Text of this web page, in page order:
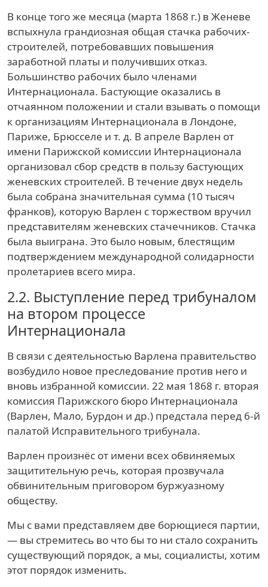
В конце того же месяца (марта 1868 г.) в Женеве
вспыхнула грандиозная общая стачка рабочих-
строителей, потребовавших повышения
заработной платы и получивших отказ.
Большинство рабочих было членами
Интернационала. Бастующие оказались в
отчаянном положении и стали взывать о помощи
к организациям Интернационала в Лондоне,
Париже, Брюсселе и т. д. В апреле Варлен от
имени Парижской комиссии Интернационала
организовал сбор средств в пользу бастующих
женевских строителей. В течение двух недель
была собрана значительная сумма (10 тысяч
франков), которую Варлен с торжеством вручил
представителям женевских стачечников. Стачка
была выиграна. Это было новым, блестящим
подтверждением международной солидарности
пролетариев всего мира.
2.2. Выступление перед трибуналом
на втором процессе
Интернационала
В связи с деятельностью Варлена правительство
возбудило новое преследование против него и
вновь избранной комиссии. 22 мая 1868 г. вторая
комиссия Парижского бюро Интернационала
(Варлен, Мало, Бурдон и др.) предстала перед 6-й
палатой Исправительного трибунала.
Варлен произнёс от имени всех обвиняемых
защитительную речь, которая прозвучала
обвинительным приговором буржуазному
обществу.
Мы с вами представляем две борющиеся партии,
— вы стремитесь во что бы то ни стало сохранить
существующий порядок, а мы, социалисты, хотим
этот порядок изменить.